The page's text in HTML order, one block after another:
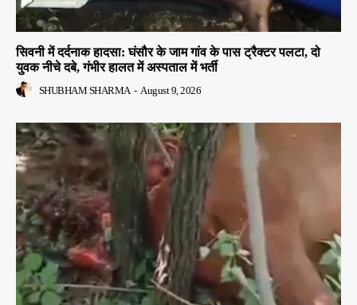
सिवनी में दर्दनाक हादसा: घंसौर के जाम गांव के पास ट्रैक्टर पलटा, दो
युवक नीचे दबे, गंभीर हालत में अस्पताल में भर्ती
SHUBHAM SHARMA - August 9, 2026